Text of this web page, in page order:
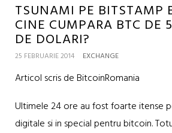
TSUNAMI PE BITSTAMP
CINE CUMPARA BTC DE
DE DOLARI?
25 FEBRUARIE 2014 EXCHANGE
Articol scris de BitcoinRomania
Ultimele 24 ore au fost foarte itense
digitale si in special pentru bitcoin.